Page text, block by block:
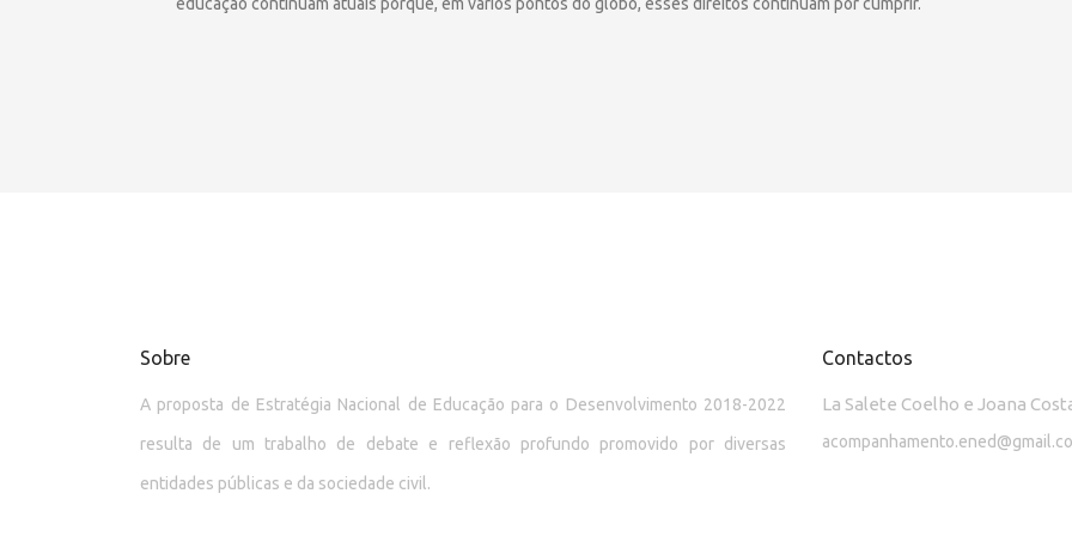
Sobre
A proposta de Estratégia Nacional de Educação para o Desenvolvimento 2018-2022
resulta de um trabalho de debate e reflexão profundo promovido por diversas
entidades públicas e da sociedade civil.
Contactos
La Salete Coelho e Joana